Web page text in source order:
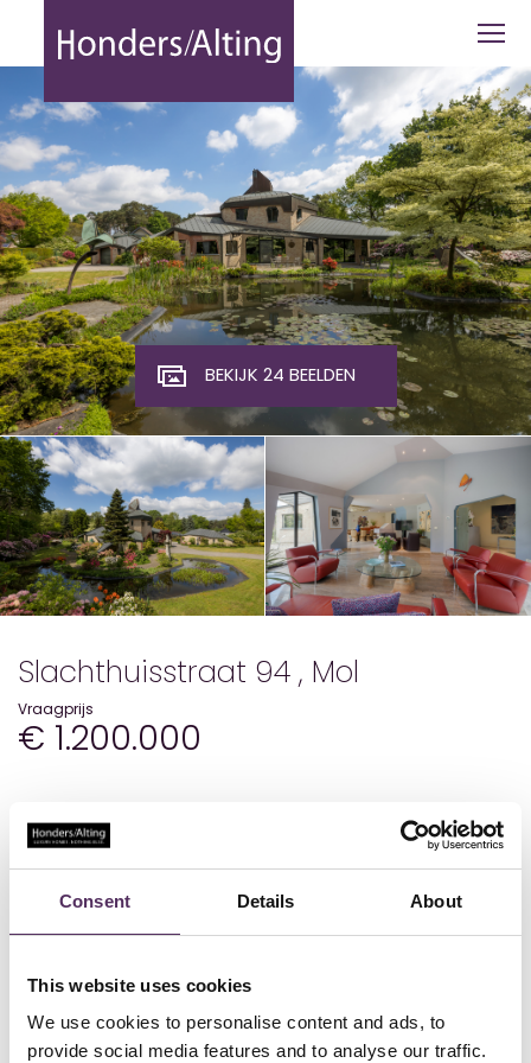
Consent Details About
This website uses cookies
We use cookies to personalise content and ads, to
provide social media features and to analyse our traffic.
Slachthuisstraat 94 , Mol - Honders
BEKIJK 24 BEELDEN
Slachthuisstraat 94 , Mol
Vraagprijs
€ 1.200.000
Details
Status
Beschikbaar
Bouwjaar
1998
Perceeloppervlakte
2805
Aantal kamers
Aantal badkamers
2